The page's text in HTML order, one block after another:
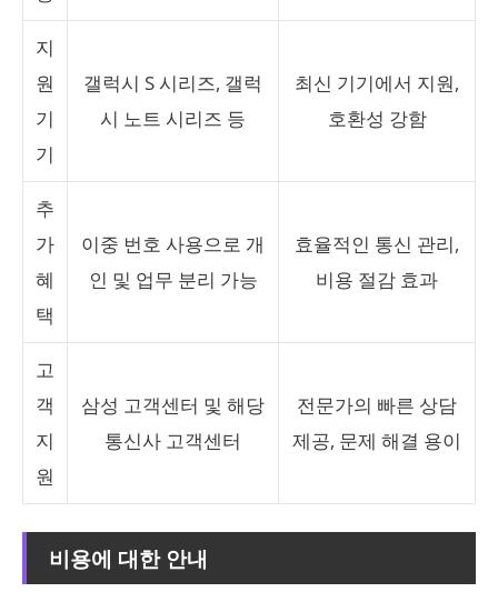
지
원
기
기
갤럭시 S 시리즈, 갤럭
시 노트 시리즈 등
최신 기기에서 지원,
호환성 강함
추
가
혜
택
이중 번호 사용으로 개
인 및 업무 분리 가능
효율적인 통신 관리,
비용 절감 효과
고
객
지
원
삼성 고객센터 및 해당
통신사 고객센터
전문가의 빠른 상담
제공, 문제 해결 용이
비용에 대한 안내